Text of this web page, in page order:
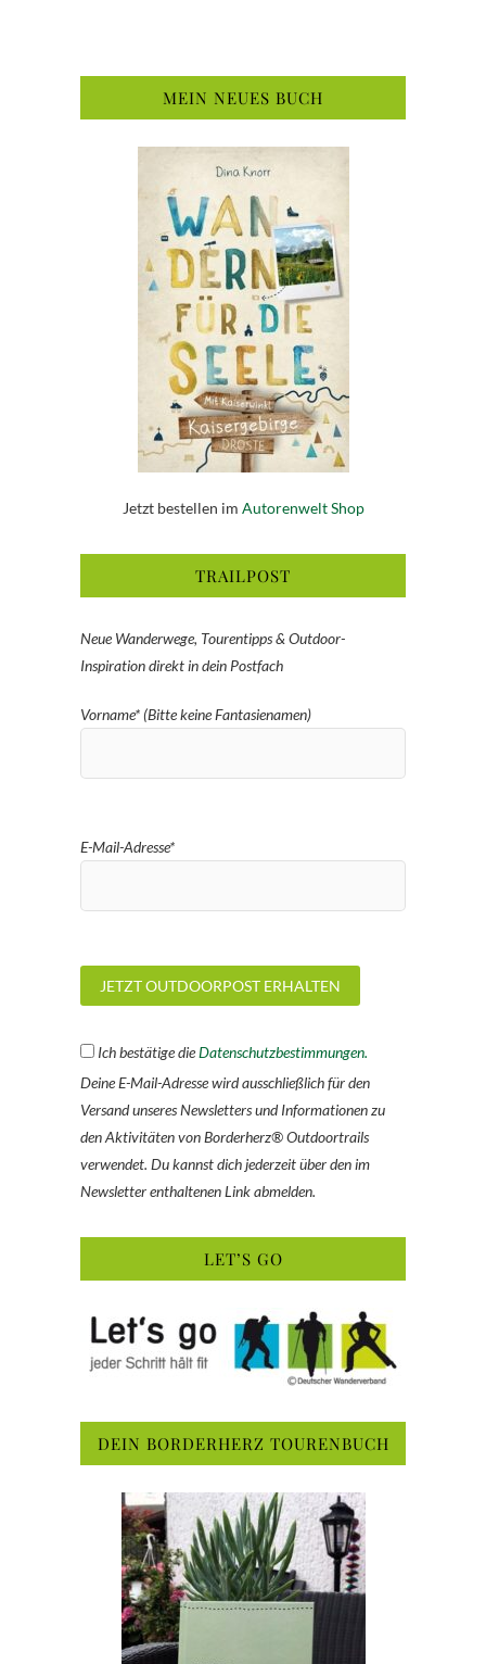
MEIN NEUES BUCH
Jetzt bestellen im Autorenwelt Shop
TRAILPOST
Neue Wanderwege, Tourentipps & Outdoor-
Inspiration direkt in dein Postfach
Vorname* (Bitte keine Fantasienamen)
E-Mail-Adresse*
Ich bestätige dieDatenschutzbestimmungen.
Deine E-Mail-Adresse wird ausschließlich für den
Versand unseres Newsletters und Informationen zu
den Aktivitäten von Borderherz® Outdoortrails
verwendet. Du kannst dich jederzeit über den im
Newsletter enthaltenen Link abmelden.
LET’S GO
DEIN BORDERHERZ TOURENBUCH